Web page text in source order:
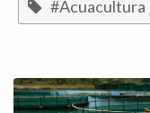
#Acuacultura